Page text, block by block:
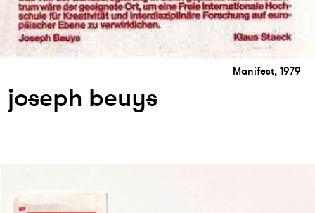
Manifest, 1979
joseph beuys